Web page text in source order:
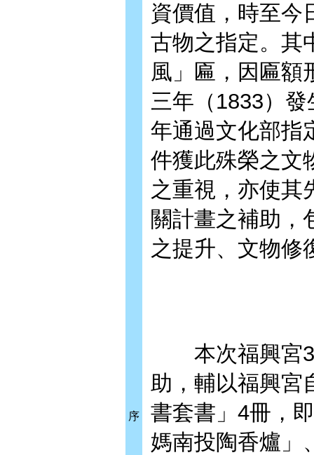
序
資價值，時至今
古物之指定。其
風」匾，因匾額
三年（1833）
年通過文化部指
件獲此殊榮之文
之重視，亦使其
關計畫之補助，
之提升、文物修
本次福興宮3
助，輔以福興宮
書套書」4冊，
媽南投陶香爐」